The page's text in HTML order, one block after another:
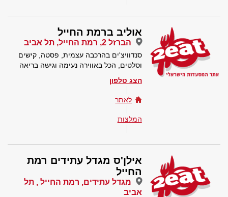
אוליב ברמת החייל
הברזל 2, רמת החייל, תל אביב
סנדוויצ'ים בהרכבה עצמית, פסטה, קישים
וסלטים, הכל באווירה נעימה וגישה בריאה
הצג טלפון
לאתר
המלצות
אילן'ס מגדל עתידים רמת
החייל
מגדל עתידים, רמת החייל , תל
אביב